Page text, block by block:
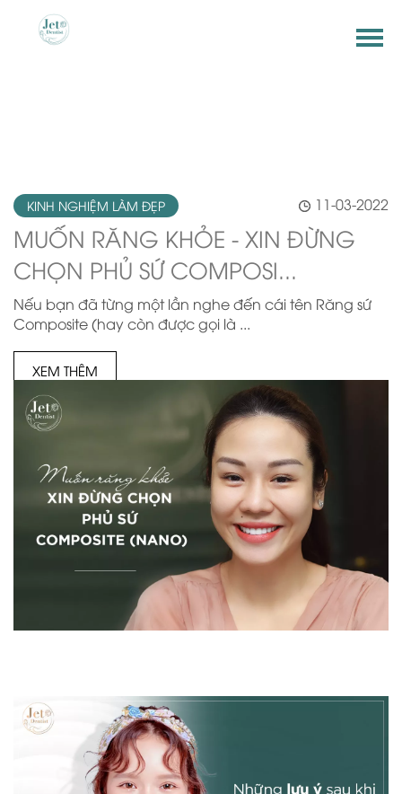
11-03-2022
KINH NGHIỆM LÀM ĐẸP
MUỐN RĂNG KHỎE - XIN ĐỪNG
CHỌN PHỦ SỨ COMPOSI...
Nếu bạn đã từng một lần nghe đến cái tên Răng sứ
Composite (hay còn được gọi là ...
XEM THÊM